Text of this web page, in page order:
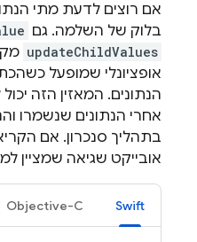
אם רוצים לדעת מתי
בלוק של השלמה. גם
updateChildValues
אופציונלי שמופעל
הנתונים. המאזין הזה
אחרי הנתונים שנשמרו
בתהליך סנכרון. אם
אובייקט שגיאה שמציין
Swift
Objective-C